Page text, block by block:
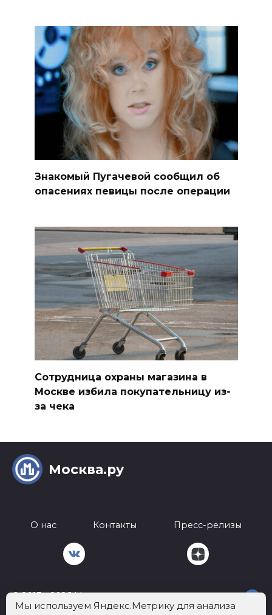
Знакомый Пугачевой сообщил об
опасениях певицы после операции
Сотрудница охраны магазина в
Москве избила покупательницу из-
за чека
Москва.ру
О нас Контакты Пресс-релизы
© 2013 - 2026 Москва.ру
Мы используем Яндекс.Метрику для анализа